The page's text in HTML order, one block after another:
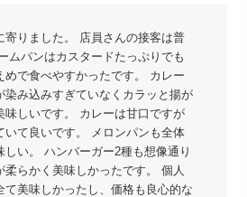
寄りました。 店員さんの接客は普
ムパンはカスタードたっぷりでも
めで食べやすかったです。 カレー
染み込みすぎていなくカラッと揚が
味しいです。 カレーは甘口ですが
いて良いです。 メロンパンも全体
しい。 ハンバーガー2種も想像通り
柔らかく美味しかったです。 個人
て美味しかったし、価格も良心的な